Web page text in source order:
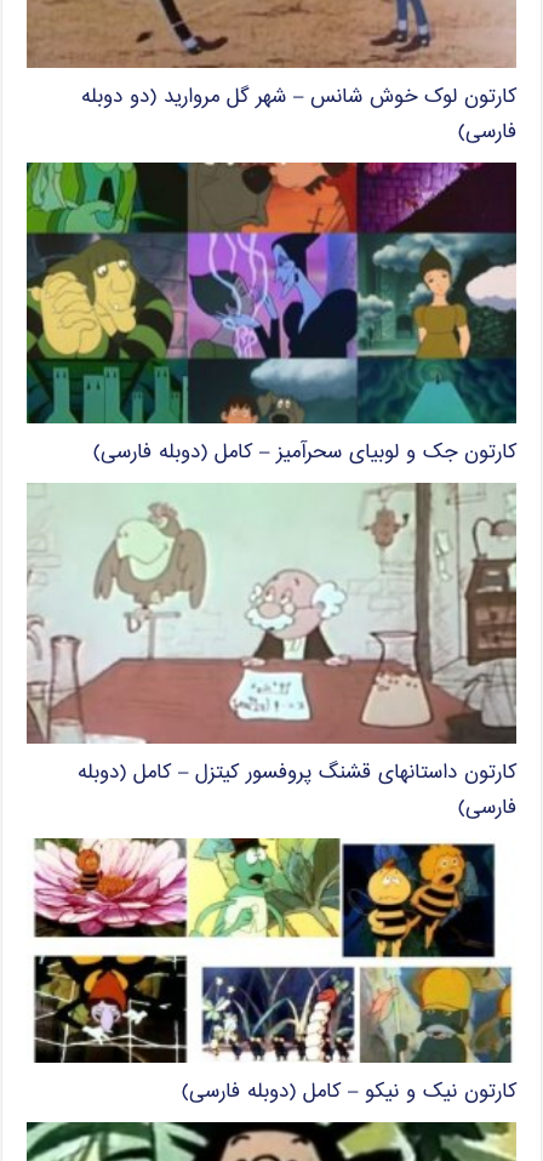
کارتون لوک خوش شانس – شهر گل مروارید (دو دوبله
فارسی)
کارتون جک و لوبیای سحرآمیز – کامل (دوبله فارسی)
کارتون داستانهای قشنگ پروفسور کیتزل – کامل (دوبله
فارسی)
کارتون نیک و نیکو – کامل (دوبله فارسی)